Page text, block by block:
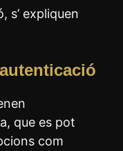
s’ expliquen
que es pot
com